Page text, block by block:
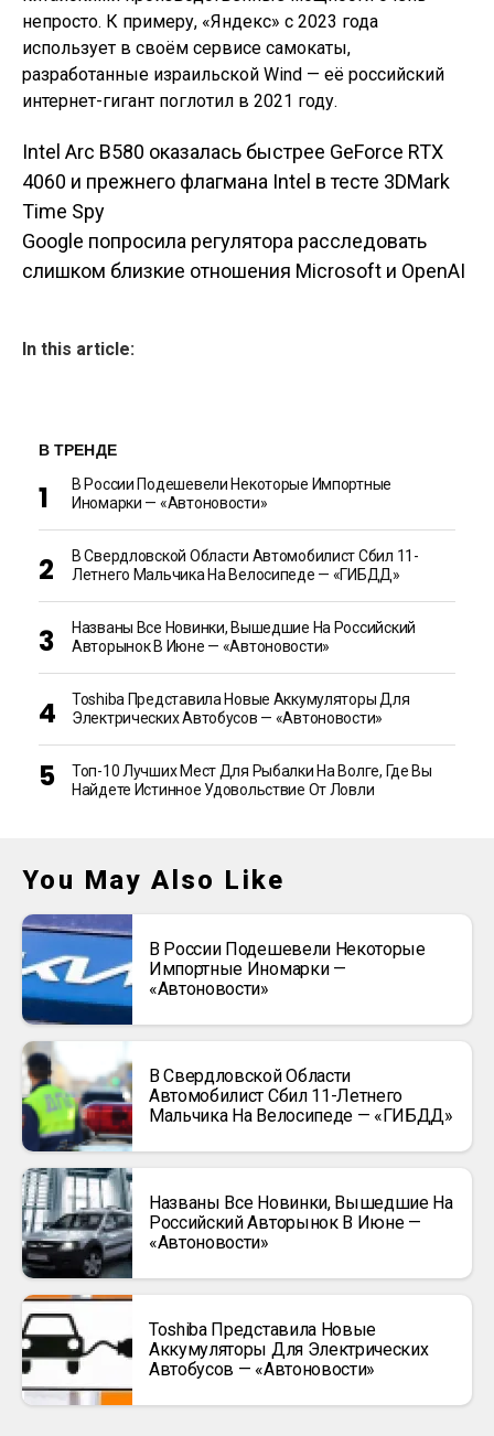
непросто. К примеру, «Яндекс» с 2023 года
использует в своём сервисе самокаты,
разработанные израильской Wind — её российский
интернет-гигант поглотил в 2021 году.
Навигация по
записям
Intel Arc B580 оказалась быстрее GeForce RTX
4060 и прежнего флагмана Intel в тесте 3DMark
Time Spy
Google попросила регулятора расследовать
слишком близкие отношения Microsoft и OpenAI
In this article:
В ТРЕНДЕ
В России Подешевели Некоторые Импортные
Иномарки — «Автоновости»
В Свердловской Области Автомобилист Сбил 11-
Летнего Мальчика На Велосипеде — «ГИБДД»
Названы Все Новинки, Вышедшие На Российский
Авторынок В Июне — «Автоновости»
Toshiba Представила Новые Аккумуляторы Для
Электрических Автобусов — «Автоновости»
Топ-10 Лучших Мест Для Рыбалки На Волге, Где Вы
Найдете Истинное Удовольствие От Ловли
You May Also Like
В России Подешевели Некоторые
Импортные Иномарки —
«Автоновости»
В Свердловской Области
Автомобилист Сбил 11-Летнего
Мальчика На Велосипеде — «ГИБДД»
Названы Все Новинки, Вышедшие На
Российский Авторынок В Июне —
«Автоновости»
Toshiba Представила Новые
Аккумуляторы Для Электрических
Автобусов — «Автоновости»